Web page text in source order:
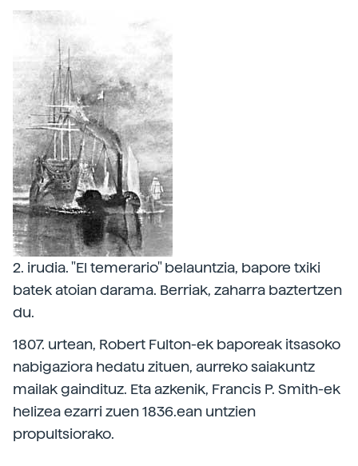
2. irudia. "El temerario" belauntzia, bapore txiki
batek atoian darama. Berriak, zaharra baztertzen
du.
1807. urtean, Robert Fulton-ek baporeak itsasoko
nabigaziora hedatu zituen, aurreko saiakuntz
mailak gaindituz. Eta azkenik, Francis P. Smith-ek
helizea ezarri zuen 1836.ean untzien
propultsiorako.